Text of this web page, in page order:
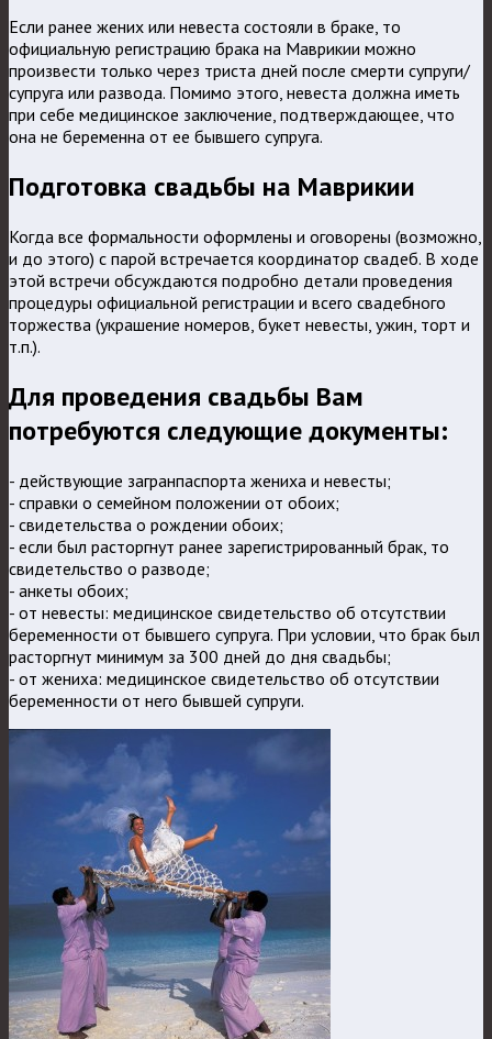
Если ранее жених или невеста состояли в браке, то
официальную регистрацию брака на Маврикии можно
произвести только через триста дней после смерти супруги/
супруга или развода. Помимо этого, невеста должна иметь
при себе медицинское заключение, подтверждающее, что
она не беременна от ее бывшего супруга.
Подготовка свадьбы на Маврикии
Когда все формальности оформлены и оговорены (возможно,
и до этого) с парой встречается координатор свадеб. В ходе
этой встречи обсуждаются подробно детали проведения
процедуры официальной регистрации и всего свадебного
торжества (украшение номеров, букет невесты, ужин, торт и
т.п.).
Для проведения свадьбы Вам
потребуются следующие документы:
- действующие загранпаспорта жениха и невесты;
- справки о семейном положении от обоих;
- свидетельства о рождении обоих;
- если был расторгнут ранее зарегистрированный брак, то
свидетельство о разводе;
- анкеты обоих;
- от невесты: медицинское свидетельство об отсутствии
беременности от бывшего супруга. При условии, что брак был
расторгнут минимум за 300 дней до дня свадьбы;
- от жениха: медицинское свидетельство об отсутствии
беременности от него бывшей супруги.